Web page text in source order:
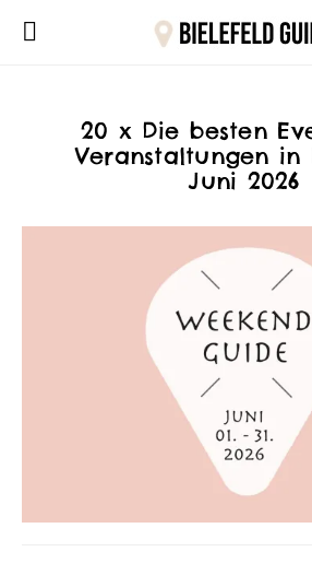
20 x Die besten
Veranstaltungen in
Juni 2026